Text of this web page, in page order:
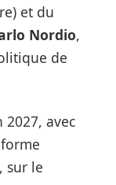
et du
Nordio,
de
avec
sur le